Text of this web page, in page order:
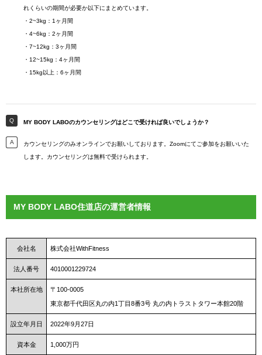
れくらいの期間が必要か以下にまとめています。
・2~3kg：1ヶ月間
・4~6kg：2ヶ月間
・7~12kg：3ヶ月間
・12~15kg：4ヶ月間
・15kg以上：6ヶ月間
MY BODY LABOのカウンセリングはどこで受ければ良いでしょうか？
カウンセリングのみオンラインでお願いしております。Zoomにてご参加をお願いいた
します。カウンセリングは無料で受けられます。
MY BODY LABO住道店の運営者情報
会社名 株式会社WithFitness
法人番号 4010001229724
本社所在地
〒100-0005
東京都千代田区丸の内1丁目8番3号 丸の内トラストタワー本館20階
設立年月日 2022年9月27日
資本金 1,000万円